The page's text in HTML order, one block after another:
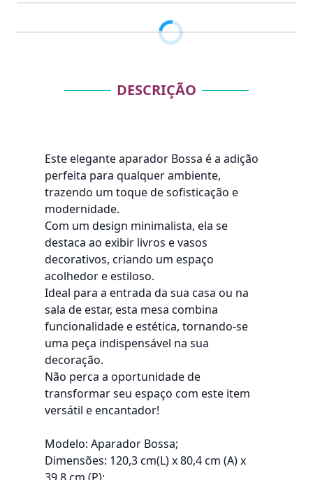
DESCRIÇÃO
Este elegante aparador Bossa é a adição
perfeita para qualquer ambiente,
trazendo um toque de sofisticação e
modernidade.
Com um design minimalista, ela se
destaca ao exibir livros e vasos
decorativos, criando um espaço
acolhedor e estiloso.
Ideal para a entrada da sua casa ou na
sala de estar, esta mesa combina
funcionalidade e estética, tornando-se
uma peça indispensável na sua
decoração.
Não perca a oportunidade de
transformar seu espaço com este item
versátil e encantador!
Modelo: Aparador Bossa;
Dimensões: 120,3 cm(L) x 80,4 cm (A) x